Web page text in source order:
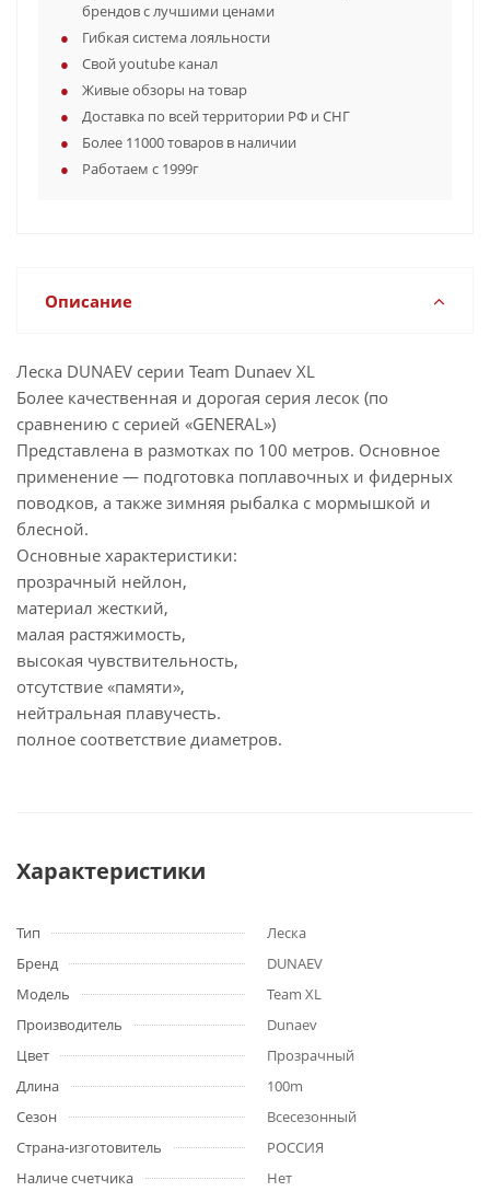
брендов с лучшими ценами
Гибкая система лояльности
Свой youtube канал
Живые обзоры на товар
Доставка по всей территории РФ и СНГ
Более 11000 товаров в наличии
Работаем с 1999г
Описание
Леска DUNAEV серии Team Dunaev XL
Более качественная и дорогая серия лесок (по
сравнению с серией «GENERAL»)
Представлена в размотках по 100 метров. Основное
применение — подготовка поплавочных и фидерных
поводков, а также зимняя рыбалка с мормышкой и
блесной.
Основные характеристики:
прозрачный нейлон,
материал жесткий,
малая растяжимость,
высокая чувствительность,
отсутствие «памяти»,
нейтральная плавучесть.
полное соответствие диаметров.
Характеристики
Тип
Леска
Бренд
DUNAEV
Модель
Team XL
Производитель
Dunaev
Цвет
Прозрачный
Длина
100m
Сезон
Всесезонный
Страна-изготовитель
РОССИЯ
Наличе счетчика
Нет